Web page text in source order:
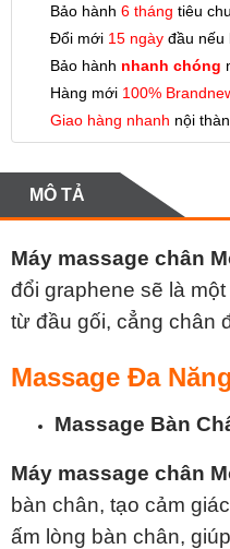
Bảo hành 6 tháng tiêu
Đổi mới 15 ngày đầu nếu
Bảo hành nhanh chóng
Hàng mới 100%
Giao hàng nhanh nội
MÔ TẢ
Máy massage chân
đổi graphene sẽ là
từ đầu gối, cẳng chân
Massage Đa
Massage Bàn
Máy massage chân
bàn chân, tạo cảm
ấm lòng bàn chân,